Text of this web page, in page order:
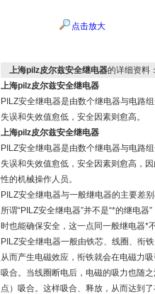
点击放大
上海pilz皮尔兹安全继电器的详细资料
上海pilz皮尔兹安全继电器
PILZ安全继电器是由数个继电器与电路
失误和失效值愈低，安全因素则愈高。
上海pilz皮尔兹安全继电器
PILZ安全继电器是由数个继电器与电路
失误和失效值愈低，安全因素则愈高，
性的机械操作人员。
PILZ安全继电器与一般继电器的主要差
所谓“PILZ安全继电器”并不是“*的继电
时也能确保安全，这一点同一般继电器*
PILZ安全继电器一般由铁芯、线圈、衔
从而产生电磁效应，衔铁就会在电磁力
吸合。当线圈断电后，电磁的吸力也随
点）吸合。这样吸合、释放，从而达到